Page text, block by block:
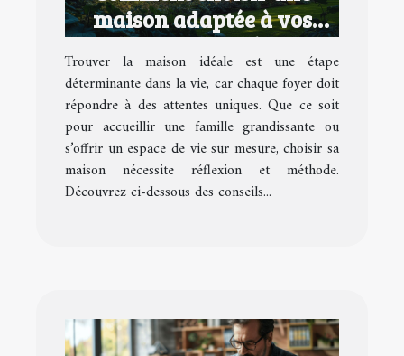
maison adaptée à vos
besoins et goûts
Trouver la maison idéale est une étape
déterminante dans la vie, car chaque foyer doit
répondre à des attentes uniques. Que ce soit
pour accueillir une famille grandissante ou
s’offrir un espace de vie sur mesure, choisir sa
maison nécessite réflexion et méthode.
Découvrez ci-dessous des conseils...